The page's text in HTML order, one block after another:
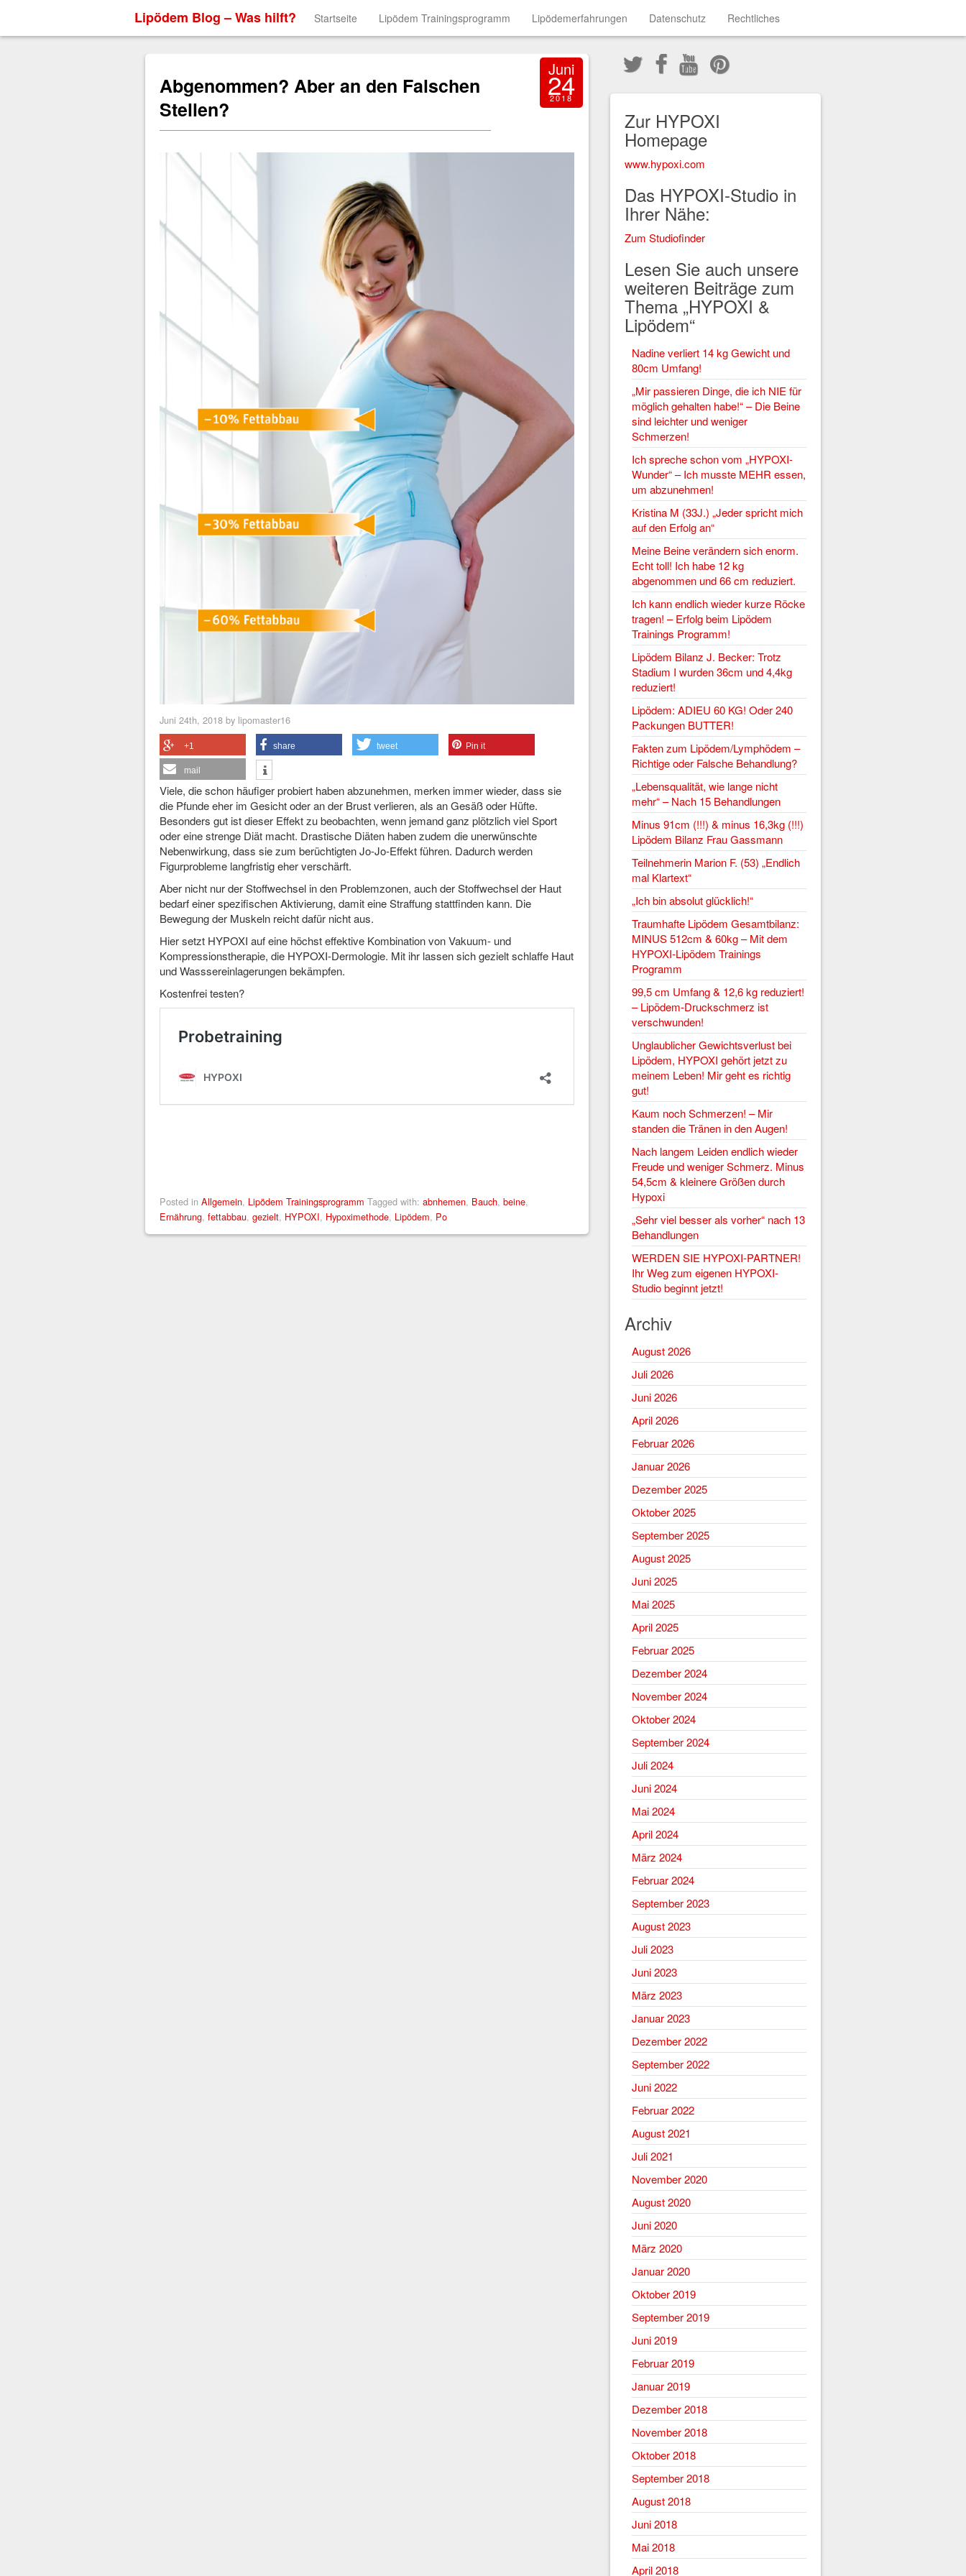
Lipödem Blog – Was hilft? Startseite Lipödem Trainingsprogramm Lipödemerfahrungen Datenschutz Rechtliches
Abgenommen? Aber an den Falschen
Stellen?
Juni
24
2018
Juni 24th, 2018 by lipomaster16
+1 share tweet Pin it
mail
Viele, die schon häufiger probiert haben abzunehmen, merken immer wieder, dass sie
die Pfunde eher im Gesicht oder an der Brust verlieren, als an Gesäß oder Hüfte.
Besonders gut ist dieser Effekt zu beobachten, wenn jemand ganz plötzlich viel Sport
oder eine strenge Diät macht. Drastische Diäten haben zudem die unerwünschte
Nebenwirkung, dass sie zum berüchtigten Jo-Jo-Effekt führen. Dadurch werden
Figurprobleme langfristig eher verschärft.
Aber nicht nur der Stoffwechsel in den Problemzonen, auch der Stoffwechsel der Haut
bedarf einer spezifischen Aktivierung, damit eine Straffung stattfinden kann. Die
Bewegung der Muskeln reicht dafür nicht aus.
Hier setzt HYPOXI auf eine höchst effektive Kombination von Vakuum- und
Kompressionstherapie, die HYPOXI-Dermologie. Mit ihr lassen sich gezielt schlaffe Haut
und Wasssereinlagerungen bekämpfen.
Kostenfrei testen?
Posted in Allgemein, Lipödem Trainingsprogramm Tagged with: abnhemen, Bauch, beine,
Ernährung, fettabbau, gezielt, HYPOXI, Hypoximethode, Lipödem, Po
Zur HYPOXI
Homepage
www.hypoxi.com
Das HYPOXI-Studio in
Ihrer Nähe:
Zum Studiofinder
Lesen Sie auch unsere
weiteren Beiträge zum
Thema „HYPOXI &
Lipödem“
Nadine verliert 14 kg Gewicht und
80cm Umfang!
„Mir passieren Dinge, die ich NIE für
möglich gehalten habe!“ – Die Beine
sind leichter und weniger
Schmerzen!
Ich spreche schon vom „HYPOXI-
Wunder“ – Ich musste MEHR essen,
um abzunehmen!
Kristina M (33J.) „Jeder spricht mich
auf den Erfolg an“
Meine Beine verändern sich enorm.
Echt toll! Ich habe 12 kg
abgenommen und 66 cm reduziert.
Ich kann endlich wieder kurze Röcke
tragen! – Erfolg beim Lipödem
Trainings Programm!
Lipödem Bilanz J. Becker: Trotz
Stadium I wurden 36cm und 4,4kg
reduziert!
Lipödem: ADIEU 60 KG! Oder 240
Packungen BUTTER!
Fakten zum Lipödem/Lymphödem –
Richtige oder Falsche Behandlung?
„Lebensqualität, wie lange nicht
mehr“ – Nach 15 Behandlungen
Minus 91cm (!!!) & minus 16,3kg (!!!)
Lipödem Bilanz Frau Gassmann
Teilnehmerin Marion F. (53) „Endlich
mal Klartext“
„Ich bin absolut glücklich!“
Traumhafte Lipödem Gesamtbilanz:
MINUS 512cm & 60kg – Mit dem
HYPOXI-Lipödem Trainings
Programm
99,5 cm Umfang & 12,6 kg reduziert!
– Lipödem-Druckschmerz ist
verschwunden!
Unglaublicher Gewichtsverlust bei
Lipödem, HYPOXI gehört jetzt zu
meinem Leben! Mir geht es richtig
gut!
Kaum noch Schmerzen! – Mir
standen die Tränen in den Augen!
Nach langem Leiden endlich wieder
Freude und weniger Schmerz. Minus
54,5cm & kleinere Größen durch
Hypoxi
„Sehr viel besser als vorher“ nach 13
Behandlungen
WERDEN SIE HYPOXI-PARTNER!
Ihr Weg zum eigenen HYPOXI-
Studio beginnt jetzt!
Archiv
August 2026
Juli 2026
Juni 2026
April 2026
Februar 2026
Januar 2026
Dezember 2025
Oktober 2025
September 2025
August 2025
Juni 2025
Mai 2025
April 2025
Februar 2025
Dezember 2024
November 2024
Oktober 2024
September 2024
Juli 2024
Juni 2024
Mai 2024
April 2024
März 2024
Februar 2024
September 2023
August 2023
Juli 2023
Juni 2023
März 2023
Januar 2023
Dezember 2022
September 2022
Juni 2022
Februar 2022
August 2021
Juli 2021
November 2020
August 2020
Juni 2020
März 2020
Januar 2020
Oktober 2019
September 2019
Juni 2019
Februar 2019
Januar 2019
Dezember 2018
November 2018
Oktober 2018
September 2018
August 2018
Juni 2018
Mai 2018
April 2018